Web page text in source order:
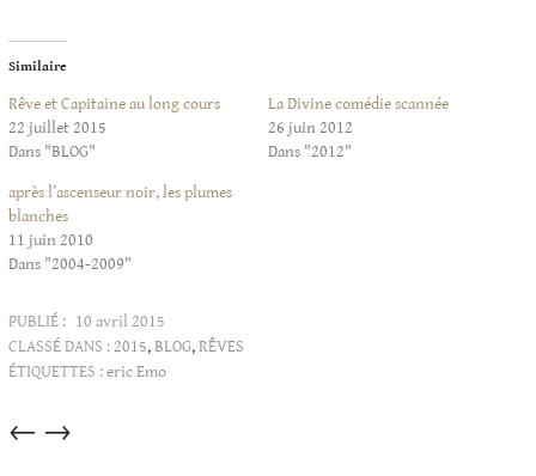
Similaire
Rêve et Capitaine au long cours
22 juillet 2015
Dans "BLOG"
La Divine comédie scannée
26 juin 2012
Dans "2012"
après l’ascenseur noir, les plumes
blanches
11 juin 2010
Dans "2004-2009"
PUBLIÉ : 10 avril 2015
CLASSÉ DANS : 2015,BLOG,RÊVES
ÉTIQUETTES :eric Emo
Articles
→
←